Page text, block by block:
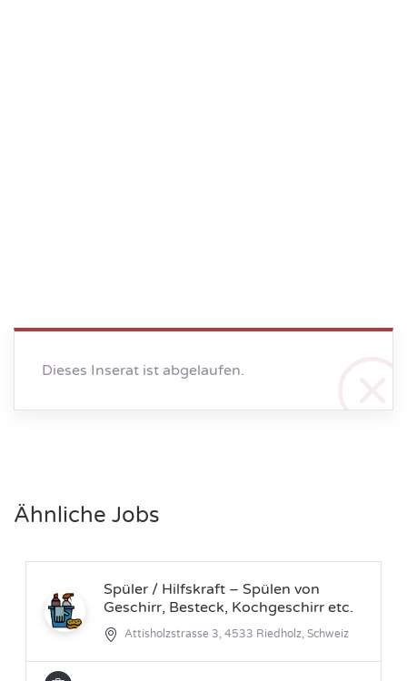
Dieses Inserat ist abgelaufen.
Ähnliche Jobs
Spüler / Hilfskraft – Spülen von
Geschirr, Besteck, Kochgeschirr etc.
Attisholzstrasse 3, 4533 Riedholz, Schweiz